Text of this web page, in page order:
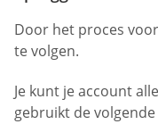
Door het proces
te volgen.
Je kunt je account
gebruikt de